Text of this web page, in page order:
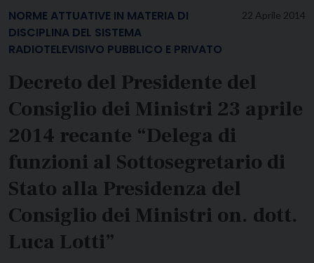
22 Aprile 2014
NORME ATTUATIVE IN MATERIA DI
DISCIPLINA DEL SISTEMA
RADIOTELEVISIVO PUBBLICO E PRIVATO
Decreto del Presidente del
Consiglio dei Ministri 23 aprile
2014 recante “Delega di
funzioni al Sottosegretario di
Stato alla Presidenza del
Consiglio dei Ministri on. dott.
Luca Lotti”